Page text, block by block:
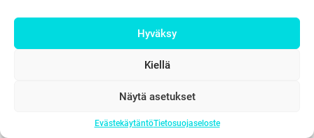
Hyväksy
Kiellä
Näytä asetukset
EvästekäytäntöTietosuojaseloste